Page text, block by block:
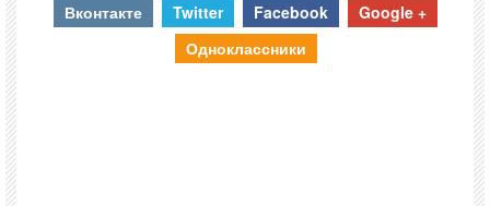
Вконтакте Twitter Facebook
Google +
Одноклассники